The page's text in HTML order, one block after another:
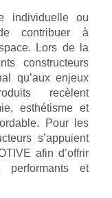
individuelle ou
contribuer à
Lors de la
constructeurs
qu’aux enjeux
recèlent
esthétisme et
Pour les
s’appuient
afin d’offrir
performants et